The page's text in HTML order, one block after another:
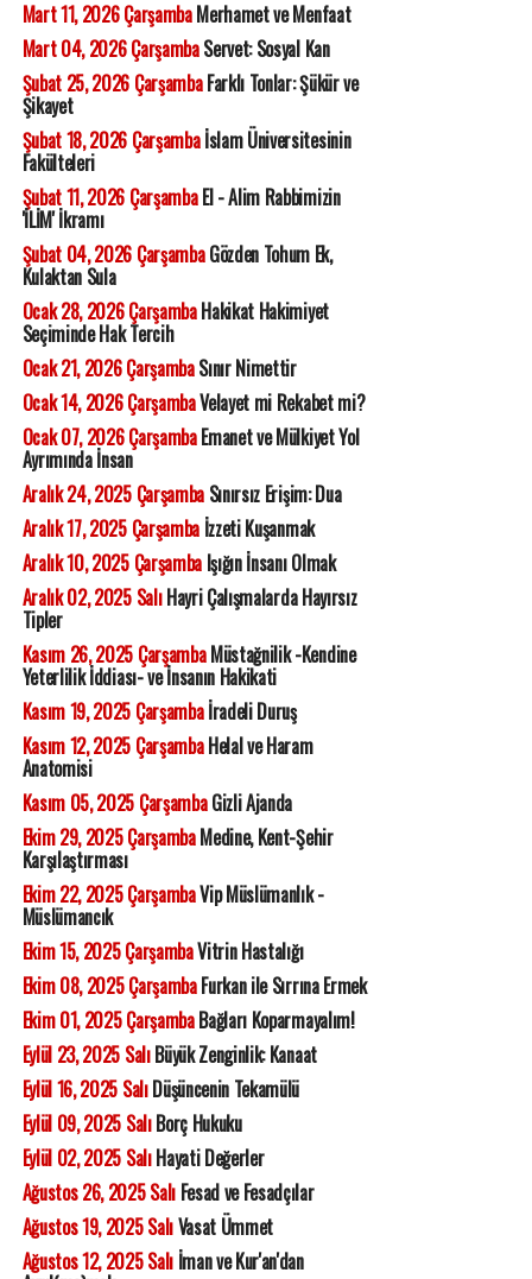
Mart 11, 2026 ÇarşambaMerhamet ve Menfaat
Mart 04, 2026 ÇarşambaServet: Sosyal Kan
Şubat 25, 2026 ÇarşambaFarklı Tonlar: Şükür ve
Şikayet
Şubat 18, 2026 Çarşambaİslam Üniversitesinin
Fakülteleri
Şubat 11, 2026 ÇarşambaEl - Alim Rabbimizin
'İLİM' İkramı
Şubat 04, 2026 ÇarşambaGözden Tohum Ek,
Kulaktan Sula
Ocak 28, 2026 ÇarşambaHakikat Hakimiyet
Seçiminde Hak Tercih
Ocak 21, 2026 ÇarşambaSınır Nimettir
Ocak 14, 2026 ÇarşambaVelayet mi Rekabet mi?
Ocak 07, 2026 ÇarşambaEmanet ve Mülkiyet Yol
Ayrımında İnsan
Aralık 24, 2025 ÇarşambaSınırsız Erişim: Dua
Aralık 17, 2025 Çarşambaİzzeti Kuşanmak
Aralık 10, 2025 ÇarşambaIşığın İnsanı Olmak
Aralık 02, 2025 SalıHayri Çalışmalarda Hayırsız
Tipler
Kasım 26, 2025 ÇarşambaMüstağnilik -Kendine
Yeterlilik İddiası- ve İnsanın Hakikati
Kasım 19, 2025 Çarşambaİradeli Duruş
Kasım 12, 2025 ÇarşambaHelal ve Haram
Anatomisi
Kasım 05, 2025 ÇarşambaGizli Ajanda
Ekim 29, 2025 ÇarşambaMedine, Kent-Şehir
Karşılaştırması
Ekim 22, 2025 ÇarşambaVip Müslümanlık -
Müslümancık
Ekim 15, 2025 ÇarşambaVitrin Hastalığı
Ekim 08, 2025 ÇarşambaFurkan ile Sırrına Ermek
Ekim 01, 2025 ÇarşambaBağları Koparmayalım!
Eylül 23, 2025 SalıBüyük Zenginlik: Kanaat
Eylül 16, 2025 SalıDüşüncenin Tekamülü
Eylül 09, 2025 SalıBorç Hukuku
Eylül 02, 2025 SalıHayati Değerler
Ağustos 26, 2025 SalıFesad ve Fesadçılar
Ağustos 19, 2025 SalıVasat Ümmet
Ağustos 12, 2025 Salıİman ve Kur'an'dan